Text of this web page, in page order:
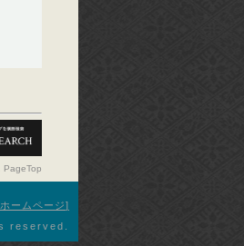
PageTop
ームページ
reserved.